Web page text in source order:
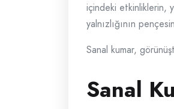
içindeki etkinliklerin,
yalnızlığının
Sanal kumar,
Sanal